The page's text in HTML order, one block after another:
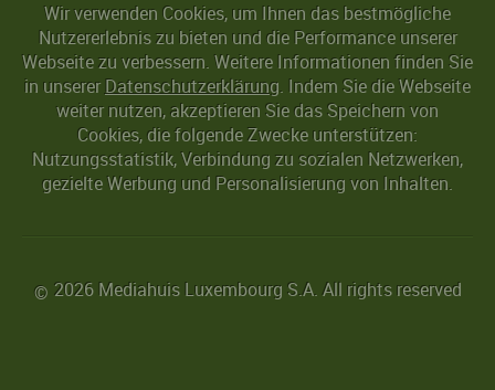
Wir verwenden Cookies, um Ihnen das bestmögliche
Nutzererlebnis zu bieten und die Performance unserer
Webseite zu verbessern. Weitere Informationen finden Sie
in unserer Datenschutzerklärung. Indem Sie die Webseite
weiter nutzen, akzeptieren Sie das Speichern von
Cookies, die folgende Zwecke unterstützen:
Nutzungsstatistik, Verbindung zu sozialen Netzwerken,
gezielte Werbung und Personalisierung von Inhalten.
© 2026 Mediahuis Luxembourg S.A. All rights reserved